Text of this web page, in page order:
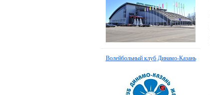
Волейбольный клуб Динамо-Казань